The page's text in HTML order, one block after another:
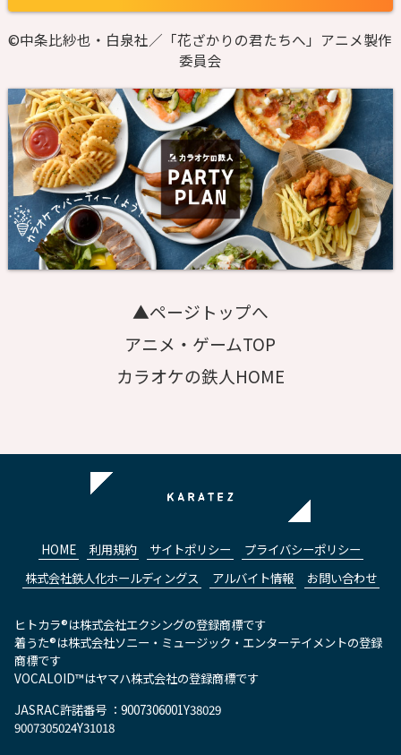
©中条比紗也・白泉社／「花ざかりの君たちへ」アニメ製作
委員会
▲ページトップへ
アニメ・ゲームTOP
カラオケの鉄人HOME
HOME 利用規約 サイトポリシー
プライバシーポリシー
株式会社鉄人化ホールディングス
アルバイト情報 お問い合わせ
ヒトカラ®は株式会社エクシングの登録商標です
着うた®は株式会社ソニー・ミュージック・エンターテイメントの登録
商標です
VOCALOID™はヤマハ株式会社の登録商標です
JASRAC許諾番号 ：9007306001Y38029
9007305024Y31018